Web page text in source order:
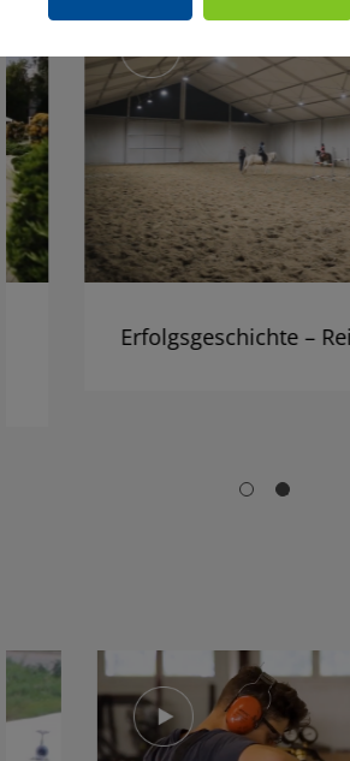
Erfolgsgeschichte – Reithalle